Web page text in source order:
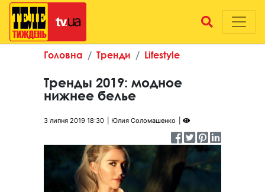
Головна Тренди Lifestyle
Тренды 2019: модное
нижнее белье
3 липня 2019 18:30 Юлия Соломашенко